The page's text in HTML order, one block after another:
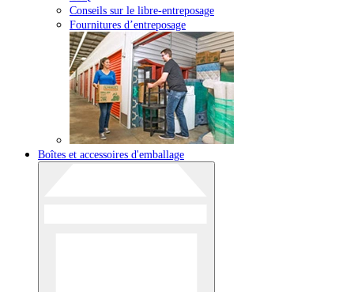
Conseils sur le libre-entreposage
Fournitures d’entreposage
Boîtes et accessoires d'emballage